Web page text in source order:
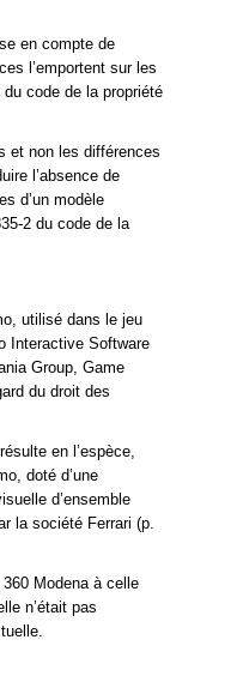
en compte de
l’emportent sur les
du code de la propriété
et non les différences
l’absence de
d’un modèle
2 du code de la
utilisé dans le jeu
Interactive Software
Group, Game
du droit des
en l’espèce,
doté d’une
d’ensemble
la société Ferrari (p.
360 Modena à celle
n’était pas